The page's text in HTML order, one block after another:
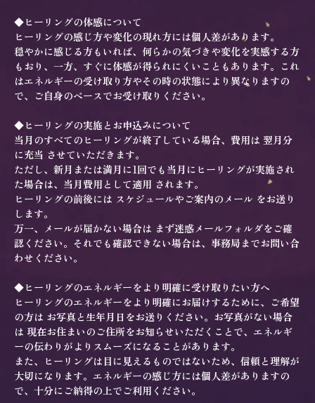
◆ヒーリングの体感について
ヒーリングの感じ方や変化の現れ方には個人差があります。
穏やかに感じる方もいれば、何らかの気づきや変化を実感する方
もおり、一方、すぐに体感が得られにくいこともあります。これ
はエネルギーの受け取り方やその時の状態により異なりますの
で、ご自身のペースでお受け取りください。
◆ヒーリングの実施とお申込みについて
当月のすべてのヒーリングが終了している場合、費用は 翌月分
に充当 させていただきます。
ただし、新月または満月に1回でも当月にヒーリングが実施され
た場合は、当月費用として適用 されます。
ヒーリングの前後には スケジュールやご案内のメール をお送り
します。
万一、メールが届かない場合は まず迷惑メールフォルダをご確
認ください。それでも確認できない場合は、事務局までお問い合
わせください。
◆ヒーリングのエネルギーをより明確に受け取りたい方へ
ヒーリングのエネルギーをより明確にお届けするために、ご希望
の方は お写真と生年月日をお送りください。お写真がない場合
は 現在お住まいのご住所をお知らせいただくことで、エネルギ
ーの伝わりがよりスムーズになることがあります。
また、ヒーリングは目に見えるものではないため、信頼と理解が
大切になります。エネルギーの感じ方には個人差がありますの
で、十分にご納得の上でご利用ください。